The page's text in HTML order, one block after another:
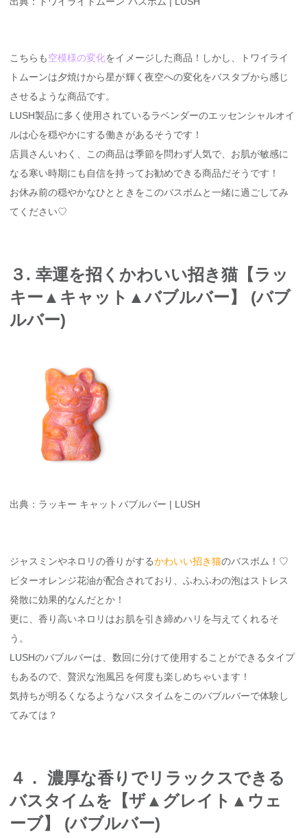
こちらも空模様の変化をイメージした商品！しかし、トワイライ
トムーンは夕焼けから星が輝く夜空への変化をバスタブから感じ
させるような商品です。
LUSH製品に多く使用されているラベンダーのエッセンシャルオイ
ルは心を穏やかにする働きがあるそうです！
店員さんいわく、この商品は季節を問わず人気で、お肌が敏感に
なる寒い時期にも自信を持ってお勧めできる商品だそうです！
お休み前の穏やかなひとときをこのバスボムと一緒に過ごしてみ
てください♡
３. 幸運を招くかわいい招き猫【ラッ
キー▲キャット▲バブルバー】 (バブ
ルバー)
出典：ラッキー キャットバブルバー | LUSH
ジャスミンやネロリの香りがするかわいい招き猫のバスボム！♡
ビターオレンジ花油が配合されており、ふわふわの泡はストレス
発散に効果的なんだとか！
更に、香り高いネロリはお肌を引き締めハリを与えてくれるそ
う。
LUSHのバブルバーは、数回に分けて使用することができるタイプ
もあるので、贅沢な泡風呂を何度も楽しめちゃいます！
気持ちが明るくなるようなバスタイムをこのバブルバーで体験し
てみては？
４． 濃厚な香りでリラックスできる
バスタイムを【ザ▲グレイト▲ウェ
ーブ】 (バブルバー)